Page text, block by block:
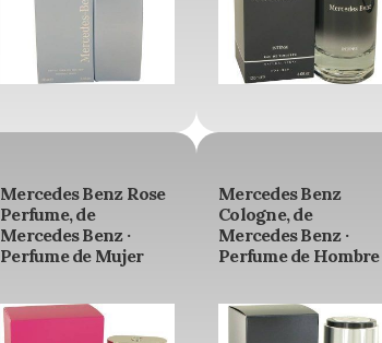
Mercedes Benz Rose
Perfume, de
Mercedes Benz ·
Perfume de Mujer
Mercedes Benz
Cologne, de
Mercedes Benz ·
Perfume de Hombre